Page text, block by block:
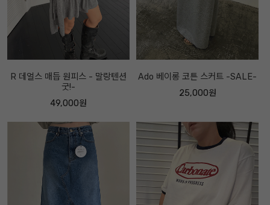
R 데얼스 매듭 원피스 - 말랑텐션
굿!-
49,000원
Ado 베이롱 코튼 스커트 -SALE-
25,000원